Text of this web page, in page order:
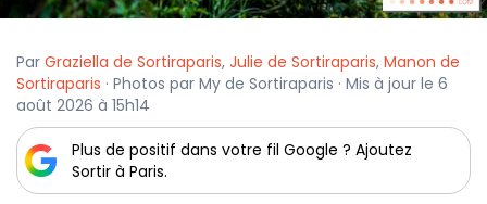
Par Graziella de Sortiraparis, Julie de Sortiraparis, Manon de
Sortiraparis · Photos par My de Sortiraparis · Mis à jour le 6
août 2026 à 15h14
Plus de positif dans votre fil Google ? Ajoutez
Sortir à Paris.